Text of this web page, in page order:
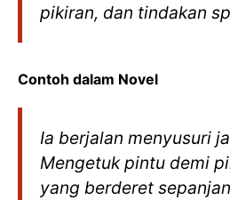
pikiran, dan tindakan
Contoh dalam Novel
Ia berjalan menyusuri
Mengetuk pintu demi
yang berderet